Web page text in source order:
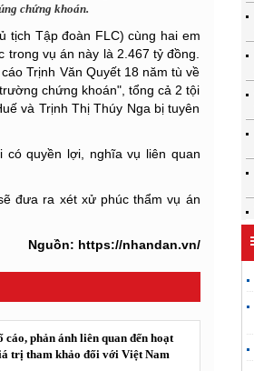
chứng khoán.
tịch Tập đoàn FLC) cùng hai em
vụ án này là 2.467 tỷ đồng.
Trịnh Văn Quyết 18 năm tù về
chứng khoán", tổng cả 2 tội
và Trịnh Thị Thúy Nga bị tuyên
quyền lợi, nghĩa vụ liên quan
đưa ra xét xử phúc thẩm vụ án
Nguồn: https://nhandan.vn/
phản ánh liên quan đến hoạt
trị tham khảo đối với Việt Nam